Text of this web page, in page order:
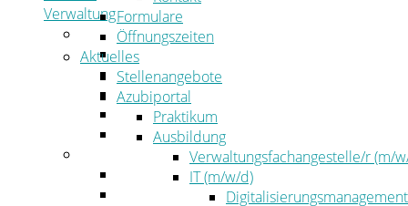
Verwaltung
Politik
Kreistag
Kreistagsinformationssystem
Bürgerinformationssystem
Wahlen
Leitbild
Der Landrat
Formulare
Öffnungszeiten
Aktuelles
Stellenangebote
Azubiportal
Praktikum
Ausbildung
Verwaltungsfachangestelle/r (m/
IT (m/w/d)